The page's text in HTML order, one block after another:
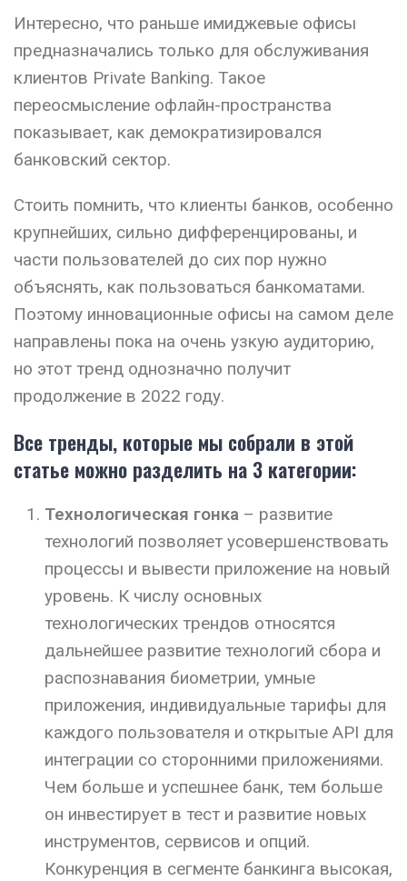
Интересно, что раньше имиджевые офисы
предназначались только для обслуживания
клиентов Private Banking. Такое
переосмысление офлайн-пространства
показывает, как демократизировался
банковский сектор.
Стоить помнить, что клиенты банков, особенно
крупнейших, сильно дифференцированы, и
части пользователей до сих пор нужно
объяснять, как пользоваться банкоматами.
Поэтому инновационные офисы на самом деле
направлены пока на очень узкую аудиторию,
но этот тренд однозначно получит
продолжение в 2022 году.
Все тренды, которые мы собрали в этой
статье можно разделить на 3 категории:
Технологическая гонка – развитие
технологий позволяет усовершенствовать
процессы и вывести приложение на новый
уровень. К числу основных
технологических трендов относятся
дальнейшее развитие технологий сбора и
распознавания биометрии, умные
приложения, индивидуальные тарифы для
каждого пользователя и открытые API для
интеграции со сторонними приложениями.
Чем больше и успешнее банк, тем больше
он инвестирует в тест и развитие новых
инструментов, сервисов и опций.
Конкуренция в сегменте банкинга высокая,